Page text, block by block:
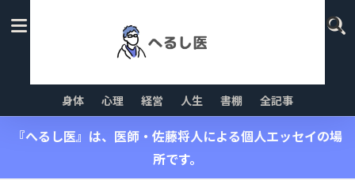
身体 心理 経営 人生 書棚 全記事
『へるし医』は、医師・佐藤将人による個人エッセイの場
所です。